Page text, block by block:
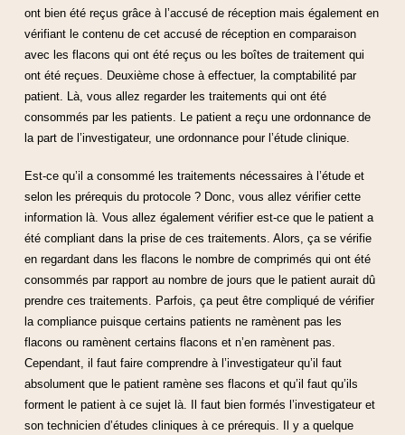
ont bien été reçus grâce à l’accusé de réception mais également en
vérifiant le contenu de cet accusé de réception en comparaison
avec les flacons qui ont été reçus ou les boîtes de traitement qui
ont été reçues. Deuxième chose à effectuer, la comptabilité par
patient. Là, vous allez regarder les traitements qui ont été
consommés par les patients. Le patient a reçu une ordonnance de
la part de l’investigateur, une ordonnance pour l’étude clinique.
Est-ce qu’il a consommé les traitements nécessaires à l’étude et
selon les prérequis du protocole ? Donc, vous allez vérifier cette
information là. Vous allez également vérifier est-ce que le patient a
été compliant dans la prise de ces traitements. Alors, ça se vérifie
en regardant dans les flacons le nombre de comprimés qui ont été
consommés par rapport au nombre de jours que le patient aurait dû
prendre ces traitements. Parfois, ça peut être compliqué de vérifier
la compliance puisque certains patients ne ramènent pas les
flacons ou ramènent certains flacons et n’en ramènent pas.
Cependant, il faut faire comprendre à l’investigateur qu’il faut
absolument que le patient ramène ses flacons et qu’il faut qu’ils
forment le patient à ce sujet là. Il faut bien formés l’investigateur et
son technicien d’études cliniques à ce prérequis. Il y a quelque